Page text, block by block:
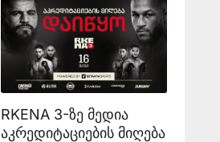
RKENA 3-ზე მედია
აკრედიტაციების მიღება